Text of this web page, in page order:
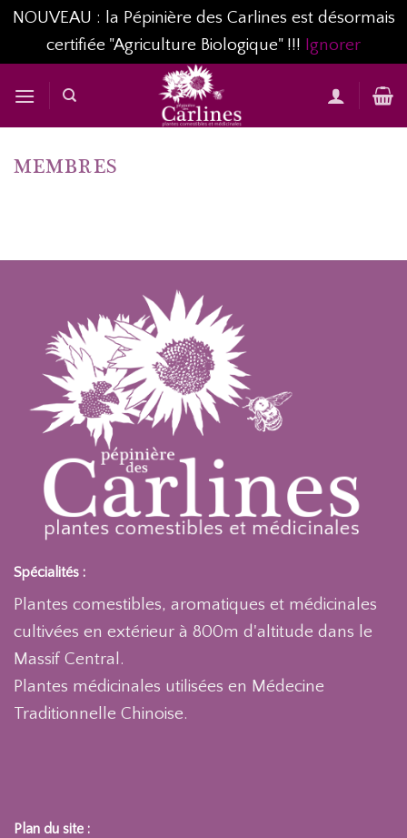
NOUVEAU : la Pépinière des Carlines est désormais
certifiée "Agriculture Biologique" !!! Ignorer
MEMBRES
Spécialités :
Plantes comestibles, aromatiques et médicinales
cultivées en extérieur à 800m d'altitude dans le
Massif Central.
Plantes médicinales utilisées en Médecine
Traditionnelle Chinoise.
Plan du site :